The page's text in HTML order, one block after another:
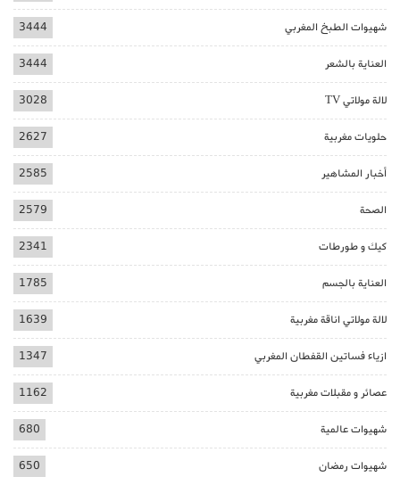
شهيوات الطبخ المغربي 3444
العناية بالشعر 3444
لالة مولاتي TV 3028
حلويات مغربية 2627
أخبار المشاهير 2585
الصحة 2579
كيك و طورطات 2341
العناية بالجسم 1785
لالة مولاتي اناقة مغربية 1639
ازياء فساتين القفطان المغربي 1347
عصائر و مقبلات مغربية 1162
شهيوات عالمية 680
شهيوات رمضان 650